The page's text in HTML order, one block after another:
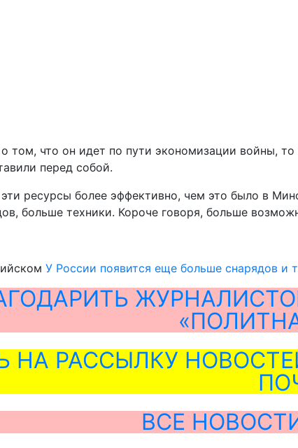
том, что он идет по пути экономизации войны,
перед собой.
ресурсы более эффективно, чем это было в
больше техники. Короче говоря, больше
У России появится еще больше снарядов и
НА РАССЫЛКУ
ВСЕ